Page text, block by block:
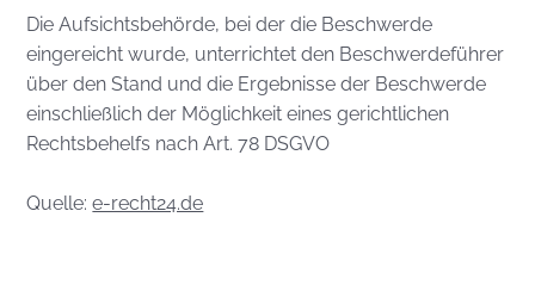
Die Aufsichtsbehörde, bei der die Beschwerde
eingereicht wurde, unterrichtet den Beschwerdeführer
über den Stand und die Ergebnisse der Beschwerde
einschließlich der Möglichkeit eines gerichtlichen
Rechtsbehelfs nach Art. 78 DSGVO
Quelle:e-recht24.de